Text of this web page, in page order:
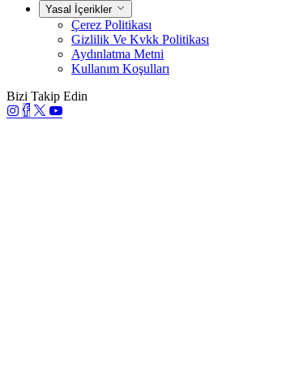
Yasal İçerikler
Çerez Politikası
Gizlilik Ve Kvkk Politikası
Aydınlatma Metni
Kullanım Koşulları
Bizi Takip Edin